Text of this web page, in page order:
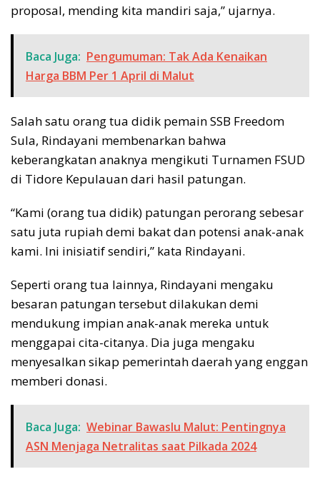
proposal, mending kita mandiri saja,” ujarnya.
Baca Juga: Pengumuman: Tak Ada Kenaikan
Harga BBM Per 1 April di Malut
Salah satu orang tua didik pemain SSB Freedom
Sula, Rindayani membenarkan bahwa
keberangkatan anaknya mengikuti Turnamen FSUD
di Tidore Kepulauan dari hasil patungan.
“Kami (orang tua didik) patungan perorang sebesar
satu juta rupiah demi bakat dan potensi anak-anak
kami. Ini inisiatif sendiri,” kata Rindayani.
Seperti orang tua lainnya, Rindayani mengaku
besaran patungan tersebut dilakukan demi
mendukung impian anak-anak mereka untuk
menggapai cita-citanya. Dia juga mengaku
menyesalkan sikap pemerintah daerah yang enggan
memberi donasi.
Baca Juga: Webinar Bawaslu Malut: Pentingnya
ASN Menjaga Netralitas saat Pilkada 2024